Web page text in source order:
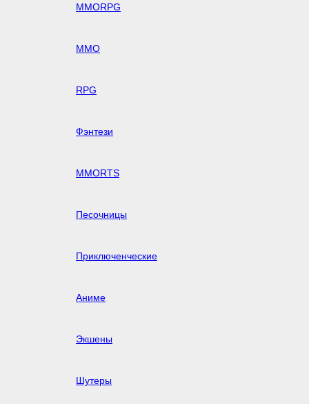
MMORPG
MMO
RPG
Фэнтези
MMORTS
Песочницы
Приключенческие
Аниме
Экшены
Шутеры